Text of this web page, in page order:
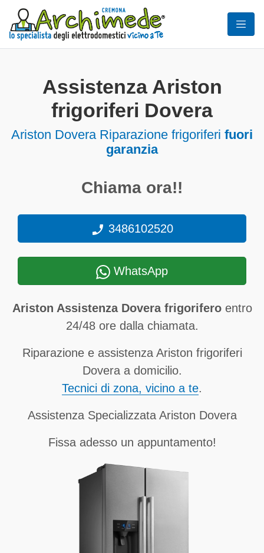
Assistenza Ariston
frigoriferi Dovera
Ariston Dovera Riparazione frigoriferi fuori
garanzia
Chiama ora!!
3486102520
WhatsApp
Ariston Assistenza Dovera frigoriferoentro
24/48 ore dalla chiamata.
Riparazione e assistenza Ariston frigoriferi
Dovera a domicilio.
Tecnici di zona, vicino a te.
Assistenza Specializzata Ariston Dovera
Fissa adesso un appuntamento!